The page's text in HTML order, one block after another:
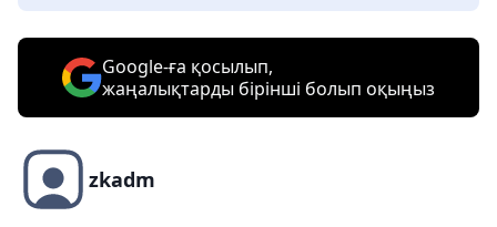
Google-ға қосылып,
жаңалықтарды бірінші болып оқыңыз
zkadm